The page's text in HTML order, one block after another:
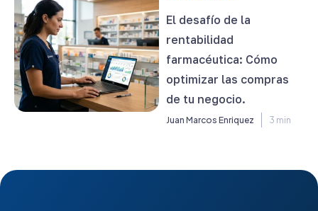
El desafío de la
rentabilidad
farmacéutica: Cómo
optimizar las compras
de tu negocio.
Juan Marcos Enriquez 3 min